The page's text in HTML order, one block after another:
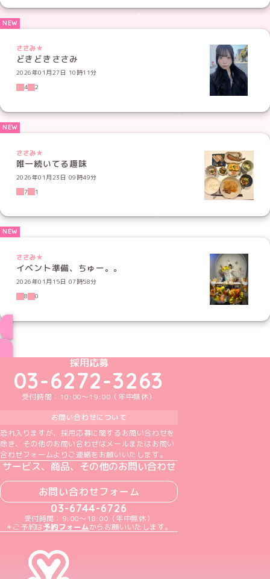
ささみ★
どきどきささみ
2026年01月27日 10時11分
4
2
ささみ★
唯一続いてる趣味
2026年01月23日 09時49分
7
1
ささみ★
イベント準備、ちゅー。。
2026年01月15日 07時58分
8
0
めいどりーみんTikTok公式アカウント
めいどりーみんX公式アカウント
めいどりーみんInstagram公式アカウント
めいどりーみんFacebook公式アカウン
めいどりーみんYouTube公式アカ
採用応募
03-6272-3263
受付時間：10:00～19:00（年中無休）
お問い合わせについて
恐れ入りますが、採用応募に関するお問い合わせを
除き、その他のお問い合わせはメールまたはお問い
合わせフォームよりご連絡をお願いいたします。
サービス、商品、その他のお問い合わせ
お問い合わせフォーム
03-6744-6726
受付時間：9:00～18:00（年中無休）
＊ご予約は予約フォームからお願いいたします。